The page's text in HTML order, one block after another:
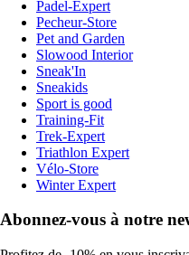
Padel-Expert
Pecheur-Store
Pet and Garden
Slowood Interior
Sneak'In
Sneakids
Sport is good
Training-Fit
Trek-Expert
Triathlon Expert
Vélo-Store
Winter Expert
Abonnez-vous à notre